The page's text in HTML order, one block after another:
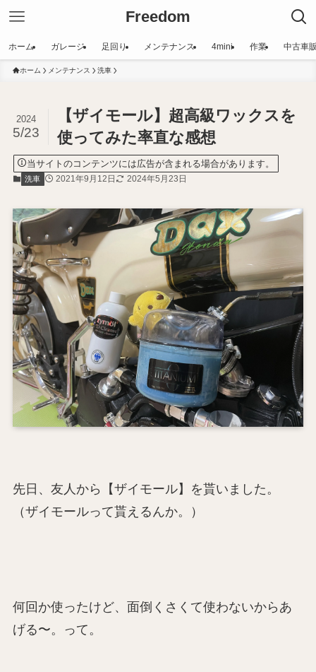
Freedom
ホーム ガレージ 足回り メンテナンス 4mini 作業 中古車
ホーム メンテナンス 洗車
【ザイモール】超高級ワックスを
使ってみた率直な感想
2024
5/23
当サイトのコンテンツには広告が含まれる場合があります。
洗車 2021年9月12日 2024年5月23日
先日、友人から【ザイモール】を貰いました。
（ザイモールって貰えるんか。）
何回か使ったけど、面倒くさくて使わないからあ
げる〜。って。